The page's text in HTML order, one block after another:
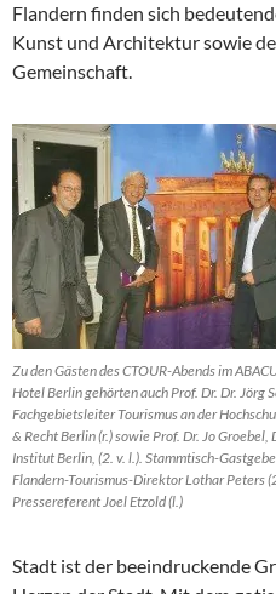
Flandern finden sich
Kunst und Architektur sowie
Gemeinschaft.
Zu den Gästen des CTOUR-Abends im
Hotel Berlin gehörten auch Prof. Dr. Dr. Jörg
Fachgebietsleiter Tourismus an der
& Recht Berlin (r.) sowie Prof. Dr. Jo
Institut Berlin, (2. v. l.). Stammtisch-
Flandern-Tourismus-Direktor Lothar Peters
Pressereferent Joel Etzold (l.)
Stadt ist der beeindruckende